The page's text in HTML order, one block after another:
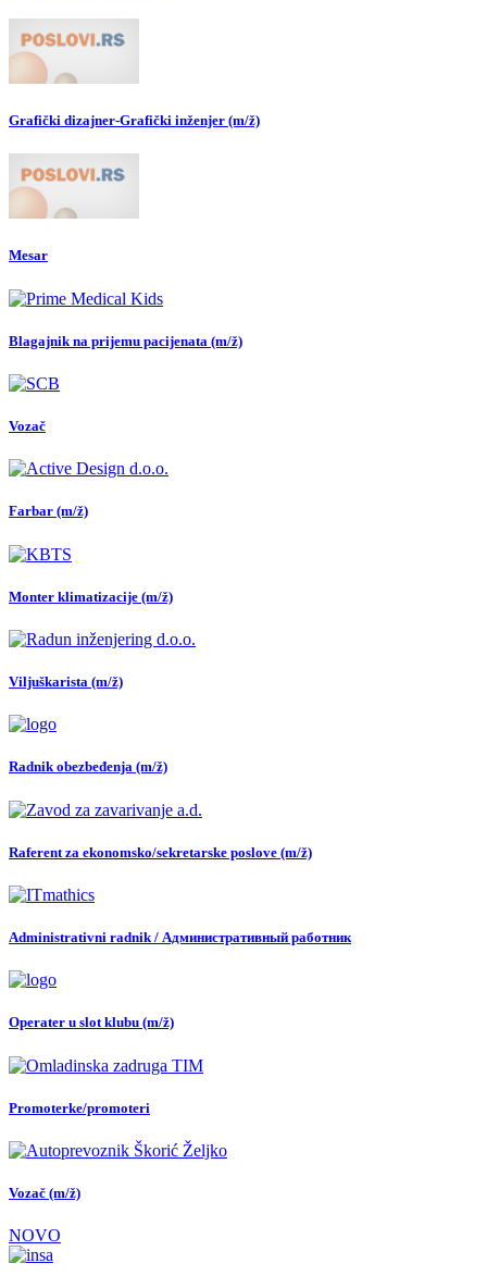
Grafički dizajner-Grafički inženjer (m/ž)
Mesar
Blagajnik na prijemu pacijenata (m/ž)
Vozač
Farbar (m/ž)
Monter klimatizacije (m/ž)
Viljuškarista (m/ž)
Radnik obezbeđenja (m/ž)
Raferent za ekonomsko/sekretarske poslove (m/ž)
Administrativni radnik / Административный работник
Operater u slot klubu (m/ž)
Promoterke/promoteri
Vozač (m/ž)
NOVO